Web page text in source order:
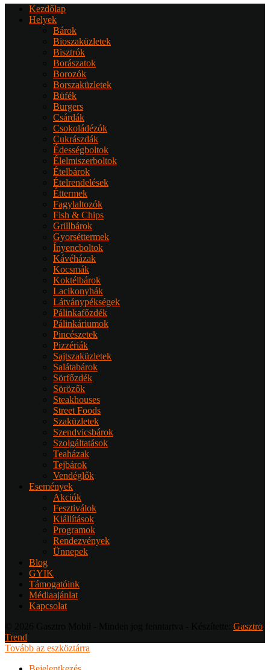
Kezdőlap
Helyek
Bárok
Bioszaküzletek
Bisztrók
Borászatok
Borozók
Borszaküzletek
Büfék
Burgers
Csárdák
Csokoládézók
Cukrászdák
Édességboltok
Élelmiszerboltok
Ételbárok
Ételrendelések
Éttermek
Fagylaltozók
Fish & Chips
Grillbárok
Gyorséttermek
Ínyencboltok
Kávéházak
Kocsmák
Koktélbárok
Lacikonyhák
Látványpékségek
Pálinkafőzdék
Pálinkáriumok
Pincészetek
Pizzériák
Sajtszaküzletek
Salátabárok
Sörfőzdék
Sörözők
Steakhouses
Street Foods
Szaküzletek
Szendvicsbárok
Szolgáltatások
Teaházak
Tejbárok
Vendéglők
Események
Akciók
Fesztiválok
Kiállítások
Programok
Rendezvények
Ünnepek
Blog
GYIK
Támogatóink
Médiaajánlat
Kapcsolat
Gasztro
Trend
Tovább az eszköztárra